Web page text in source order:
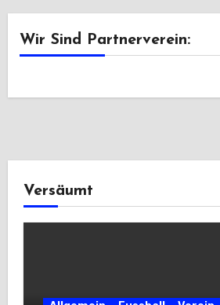
Wir Sind Partnerverein:
Versäumt